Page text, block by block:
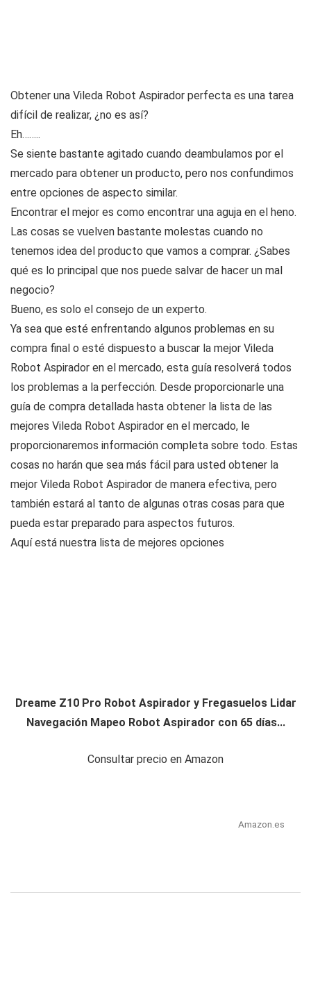
Obtener una Vileda Robot Aspirador perfecta es una tarea
difícil de realizar, ¿no es así?
Eh……..
Se siente bastante agitado cuando deambulamos por el
mercado para obtener un producto, pero nos confundimos
entre opciones de aspecto similar.
Encontrar el mejor es como encontrar una aguja en el heno.
Las cosas se vuelven bastante molestas cuando no
tenemos idea del producto que vamos a comprar. ¿Sabes
qué es lo principal que nos puede salvar de hacer un mal
negocio?
Bueno, es solo el consejo de un experto.
Ya sea que esté enfrentando algunos problemas en su
compra final o esté dispuesto a buscar la mejor Vileda
Robot Aspirador en el mercado, esta guía resolverá todos
los problemas a la perfección. Desde proporcionarle una
guía de compra detallada hasta obtener la lista de las
mejores Vileda Robot Aspirador en el mercado, le
proporcionaremos información completa sobre todo. Estas
cosas no harán que sea más fácil para usted obtener la
mejor Vileda Robot Aspirador de manera efectiva, pero
también estará al tanto de algunas otras cosas para que
pueda estar preparado para aspectos futuros.
Aquí está nuestra lista de mejores opciones
Dreame Z10 Pro Robot Aspirador y Fregasuelos Lidar
Navegación Mapeo Robot Aspirador con 65 días...
Consultar precio en Amazon
Amazon.es